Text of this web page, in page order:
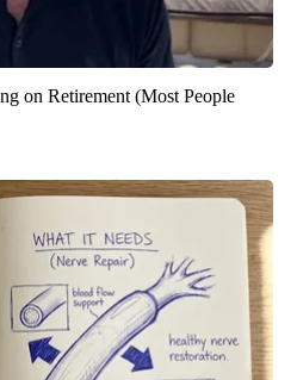
on Retirement (Most People